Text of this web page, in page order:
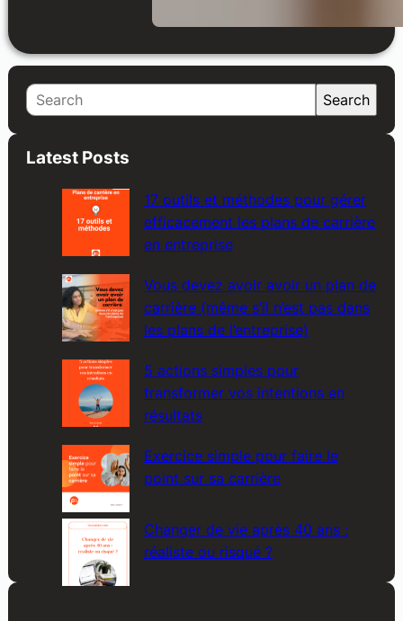
S
e
r
Search
Latest Posts
17 outils et méthodes pour gérer
efficacement les plans de carrière
en entreprise
Vous devez avoir avoir un plan de
carrière (même s’il n’est pas dans
les plans de l’entreprise)
5 actions simples pour
transformer vos intentions en
résultats
Exercice simple pour faire le
point sur sa carrière
Changer de vie après 40 ans :
réaliste ou risqué ?